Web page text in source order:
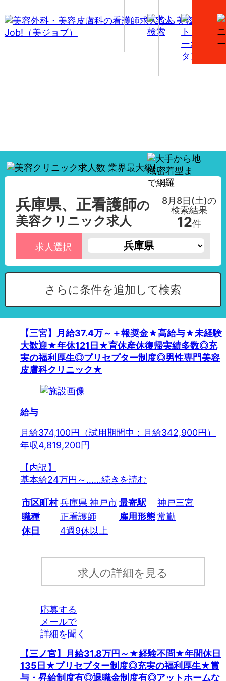
【兵庫県、正看護師】美容外科・美容皮膚科の看護師
求人一覧
兵庫県、正看護師の
美容クリニック求人
8月8日(土)の
検索結果
12件
求人選択
さらに条件を追加して検索
【三宮】月給37.4万～＋報奨金★高給与★未経験
大歓迎★年休121日★育休産休復帰実績多数◎充
実の福利厚生◎プリセプター制度◎男性専門美容
皮膚科クリニック★
給与
月給374,100円（試用期間中：月給342,900円）
年収4,819,200円
【内訳】
基本給24万円～……続きを読む
市区町村兵庫県 神戸市最寄駅
神戸三宮
職種
正看護師 雇用形態常勤
休日
4週9休以上
求人の詳細を見る
応募する
メールで
詳細を聞く
【三ノ宮】月給31.8万円～★経験不問★年間休日
135日★プリセプター制度◎充実の福利厚生★賞
与・昇給制度有◎退職金制度有◎アットホームな